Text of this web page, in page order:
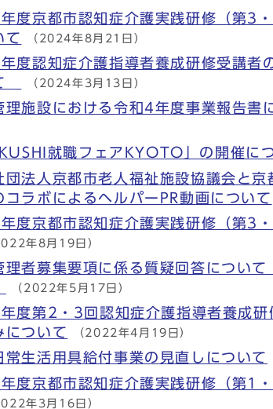
度京都市認知症介護実践研修（第3
て （2024年8月21日）
度認知症介護指導者養成研修受講者
（2024年3月13日）
理施設における令和4年度事業報告書
就職フェアKYOTO」の開催に
団法人京都市老人福祉施設協議会と京
コラボによるヘルパーPR動画について
度京都市認知症介護実践研修（第3
年8月19日）
理者募集要項に係る質疑回答につい
（2022年5月17日）
度第2・3回認知症介護指導者養成研
について （2022年4月19日）
常生活用具給付事業の見直しについて
度京都市認知症介護実践研修（第1
年3月16日）